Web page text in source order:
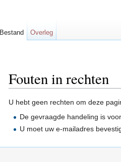
Fouten in rechten
U hebt geen rechten om deze
De gevraagde handeling is
U moet uw e-mailadres
Bestand Overleg